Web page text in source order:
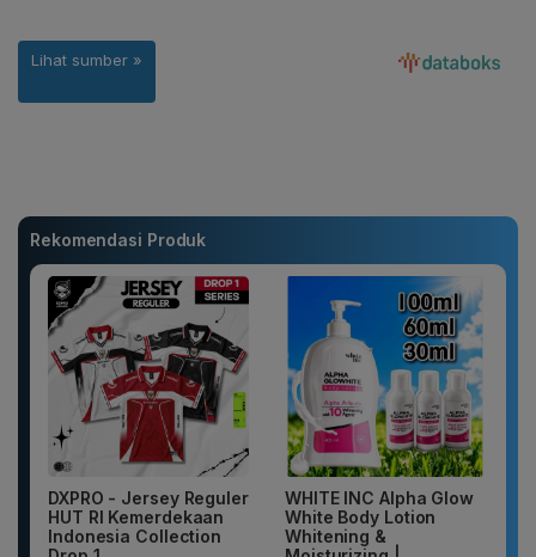
Rekomendasi Produk
DXPRO - Jersey Reguler
HUT RI Kemerdekaan
Indonesia Collection
WHITE INC Alpha Glow
White Body Lotion
Whitening &